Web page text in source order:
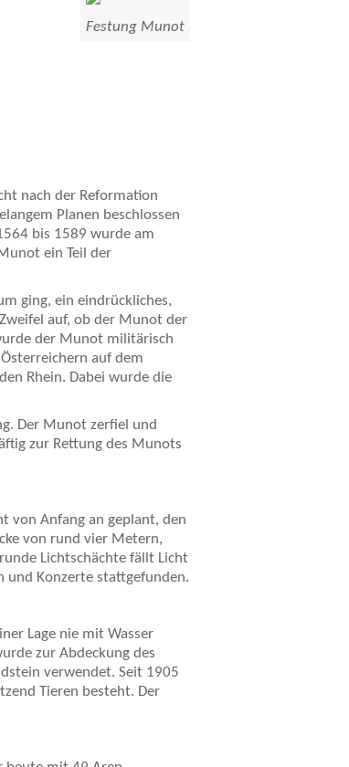
Festung Munot
nach der Reformation
Planen beschlossen
bis 1589 wurde am
ein Teil der
ging, ein eindrückliches,
auf, ob der Munot der
der Munot militärisch
auf dem
Rhein. Dabei wurde die
Der Munot zerfiel und
zur Rettung des Munots
von Anfang an geplant, den
von rund vier Metern,
Lichtschächte fällt Licht
und Konzerte stattgefunden.
Lage nie mit Wasser
zur Abdeckung des
verwendet. Seit 1905
Tieren besteht. Der